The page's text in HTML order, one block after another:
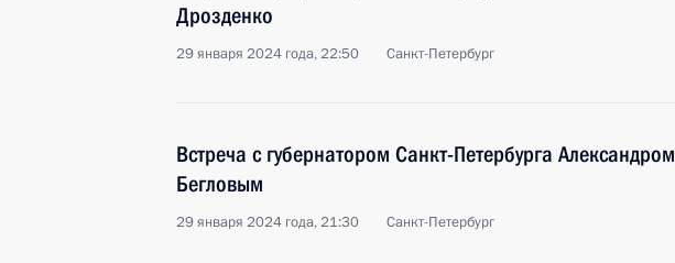
Дрозденко
29 января 2024 года, 22:50 Санкт-Петербург
Встреча с губернатором Санкт-Петербурга Александром
Бегловым
29 января 2024 года, 21:30 Санкт-Петербург